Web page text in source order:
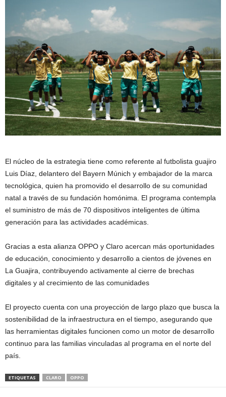
El núcleo de la estrategia tiene como referente al futbolista guajiro
Luis Díaz, delantero del Bayern Múnich y embajador de la marca
tecnológica, quien ha promovido el desarrollo de su comunidad
natal a través de su fundación homónima. El programa contempla
el suministro de más de 70 dispositivos inteligentes de última
generación para las actividades académicas.
Gracias a esta alianza OPPO y Claro acercan más oportunidades
de educación, conocimiento y desarrollo a cientos de jóvenes en
La Guajira, contribuyendo activamente al cierre de brechas
digitales y al crecimiento de las comunidades
El proyecto cuenta con una proyección de largo plazo que busca la
sostenibilidad de la infraestructura en el tiempo, asegurando que
las herramientas digitales funcionen como un motor de desarrollo
continuo para las familias vinculadas al programa en el norte del
país.
ETIQUETAS CLARO OPPO